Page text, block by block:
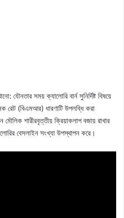
যৌনতার সময় ক্যালোরি বার্ন সুনির্দিষ্ট বিষয়ে
রেট (বিএমআর) ধারণাটি উপলব্ধি করা
মৌলিক শারীরবৃত্তীয় ক্রিয়াকলাপ বজায় রাখার
বেসলাইন সংখ্যা উপস্থাপন করে।